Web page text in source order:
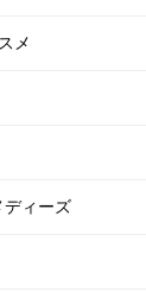
メ
ディーズ